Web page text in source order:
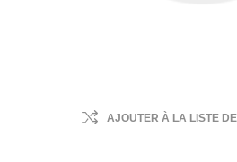
AJOUTER À LA LISTE